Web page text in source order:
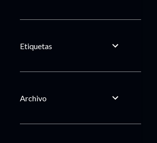
Etiquetas
Archivo